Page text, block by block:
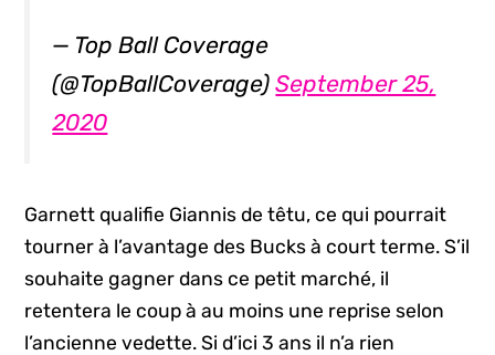
— Top Ball Coverage
(@TopBallCoverage)September 25,
2020
Garnett qualifie Giannis de têtu, ce qui pourrait
tourner à l’avantage des Bucks à court terme. S’il
souhaite gagner dans ce petit marché, il
retentera le coup à au moins une reprise selon
l’ancienne vedette. Si d’ici 3 ans il n’a rien